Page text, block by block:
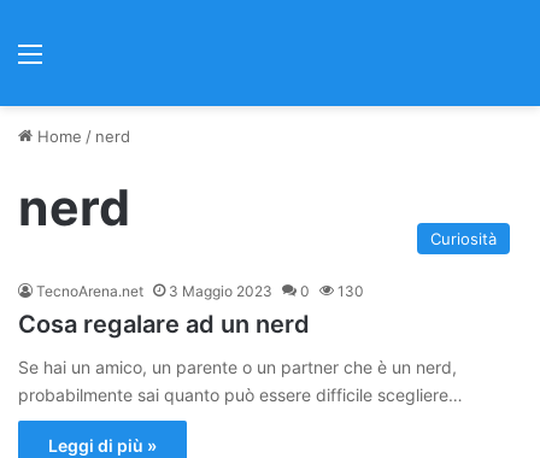
Home / nerd
nerd
Curiosità
TecnoArena.net 3 Maggio 2023 0 130
Cosa regalare ad un nerd
Se hai un amico, un parente o un partner che è un nerd,
probabilmente sai quanto può essere difficile scegliere…
Leggi di più »